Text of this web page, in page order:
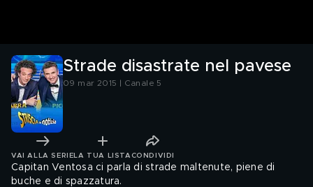
Strade disastrate nel pavese
09 mar 2015 | Canale 5
VAI ALLA SERIE LA TUA LISTA CONDIVIDI
Capitan Ventosa ci parla di strade maltenute, piene di
buche e di spazzatura.